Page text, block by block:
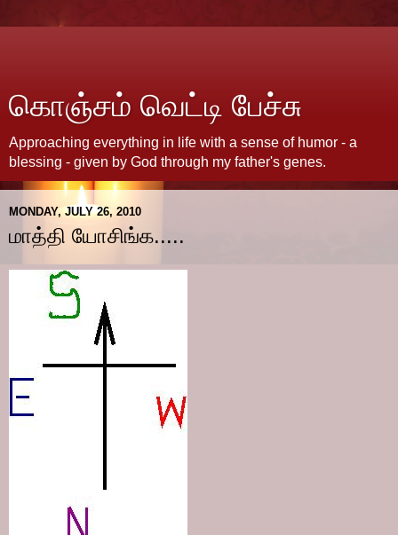
கொஞ்சம் வெட்டி பேச்சு
Approaching everything in life with a sense of humor - a
blessing - given by God through my father's genes.
MONDAY, JULY 26, 2010
மாத்தி யோசிங்க.....